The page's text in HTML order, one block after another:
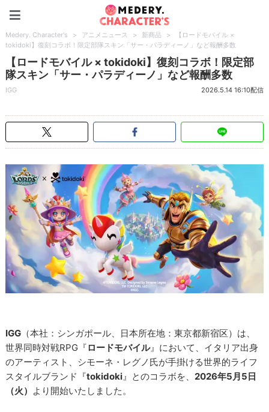
Medery. Character's > アニメニュース > 新商品 >
【ロードモバイル ×
tokidoki】復刻コラボ！限定部隊スキン「サー・パラディーノ」など報酬多数
【ロードモバイル × tokidoki】復刻コラボ！限定部
隊スキン「サー・パラディーノ」など報酬多数
IGG 2026.5.14 16:10配信
IGG （本社：シンガポール、日本所在地：東京都新宿区）は、
世界同時対戦RPG『ロードモバイル』において、イタリア出身
のアーティスト、シモーネ・レグノ氏が手掛ける世界的ライフ
スタイルブランド『tokidoki』とのコラボを、2026年5月5日
（火） より開始いたしました。